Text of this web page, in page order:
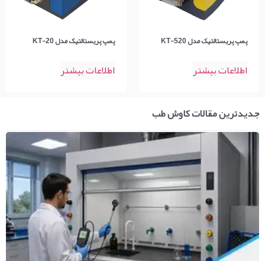
پمپ پریستالتیک مدل KT-520
اطلاعات بیشتر
پمپ پریستالتیک مدل KT-20
اطلاعات بیشتر
جدیدترین مقالات کاوش طب